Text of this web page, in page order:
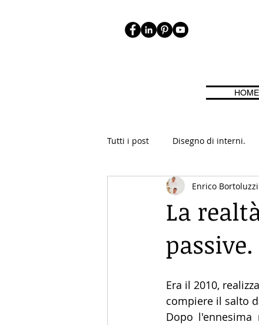
HOME
Tutti i post Disegno di interni.
Passivhaus Efficienza
Inizia
La
passive.
Enrico
Era il 2010,
compiere il salto
Dopo